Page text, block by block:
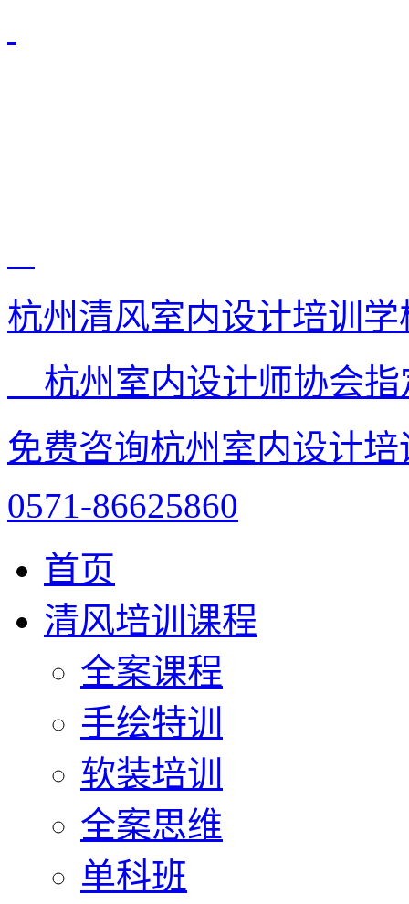
杭州清风室内设计培训学
杭州室内设计师协会
免费咨询杭州室内设计
0571-86625860
首页
清风培训课程
全案课程
手绘特训
软装培训
全案思维
单科班